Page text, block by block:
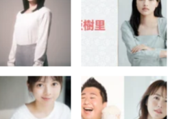
り若い」製作委員会